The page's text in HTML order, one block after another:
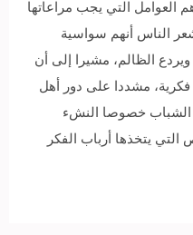
العوامل التي يجب مراعاتها
الناس أنهم سواسية
الظالم، مشيرا إلى أن
فكرية، مشددا على دور أهل
الشباب خصوصا النشء
يتخذها أرباب الفكر